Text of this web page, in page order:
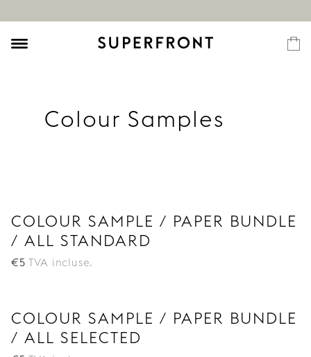
Colour Samples
COLOUR SAMPLE / PAPER BUNDLE
/ ALL STANDARD
€5 TVA incluse.
COLOUR SAMPLE / PAPER BUNDLE
/ ALL SELECTED